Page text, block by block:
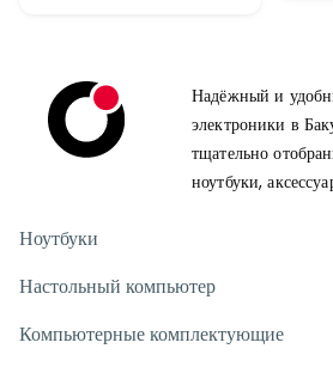
Надёжный и
электроники в
тщательно
ноутбуки,
Ноутбуки
Настольный компьютер
Компьютерные комплектующие